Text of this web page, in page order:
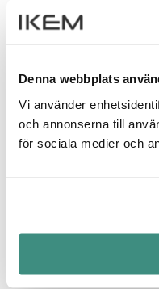
Denna webbplats
Vi använder
och annonserna till
för sociala medier och
Nästan hälften av
investeringar
med
Datum är satta för
Arbetsgivardagen